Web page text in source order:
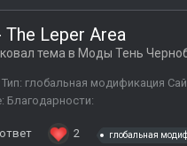
The Leper Area
тема в Моды Тень
глобальная модификация
Благодарности:
2 глобальная